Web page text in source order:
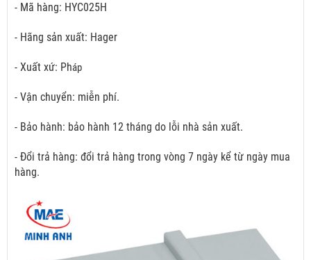
- Mã hàng: HYC025H
- Hãng sản xuất: Hager
- Xuất xứ: Pháp
- Vận chuyển: miễn phí.
- Bảo hành: bảo hành 12 tháng do lỗi nhà sản xuất.
- Đổi trả hàng: đổi trả hàng trong vòng 7 ngày kể từ ngày mua
hàng.